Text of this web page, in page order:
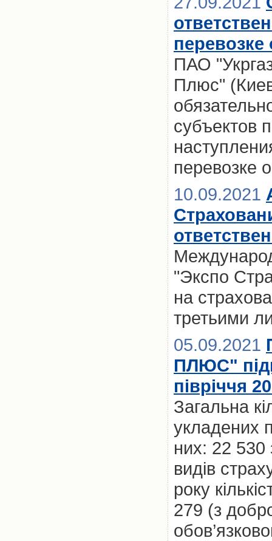
ПАО
Плюс"
субъектов
перевозке
10.09.2021
"Экспо
на
третьими
05.09.2021
ПЛЮС"
півріччя
Загальна
укладених
них: 22 530
видів
року
279 (з